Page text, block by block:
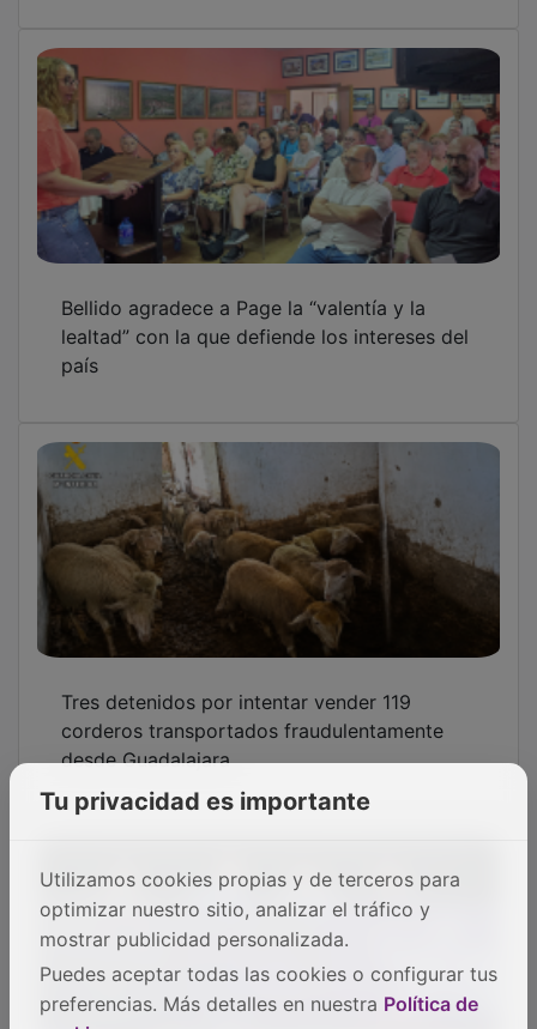
Tres detenidos por intentar vender 119
corderos transportados fraudulentamente
desde Guadalajara
El Gobierno regional reconoce a ADEL Sierra
Norte por sus medidas de impulso a la
vivienda para luchar contra la despoblación
Bellido reivindica la bandera arcoíris en las
instituciones frente a quienes quieren “dar
Tu privacidad es importante
Utilizamos cookies propias y de terceros para
optimizar nuestro sitio, analizar el tráfico y
mostrar publicidad personalizada.
Puedes aceptar todas las cookies o configurar tus
preferencias. Más detalles en nuestra Política de